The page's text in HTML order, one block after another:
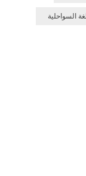
السواحلية